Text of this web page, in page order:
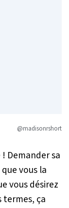
@madisonrshort
Demander sa
vous la
vous désirez
termes, ça